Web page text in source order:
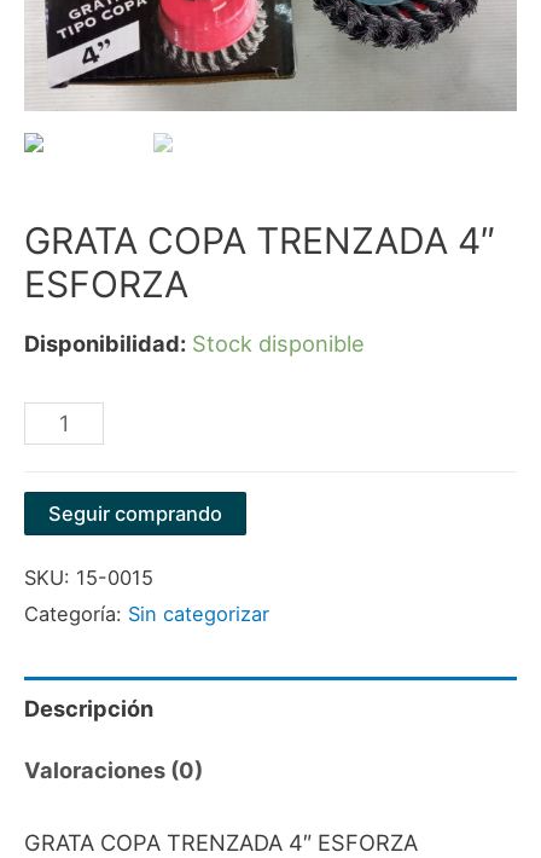
GRATA COPA TRENZADA 4″
ESFORZA
Disponibilidad: Stock disponible
GRATA
TRENZADA
4"
ESFORZA
cantidad
Seguir comprando
SKU: 15-0015
Categoría: Sin categorizar
Descripción
Valoraciones (0)
GRATA COPA TRENZADA 4″ ESFORZA